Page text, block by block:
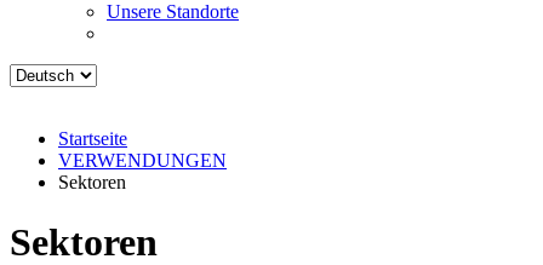
Unsere Standorte
Startseite
VERWENDUNGEN
Sektoren
Sektoren